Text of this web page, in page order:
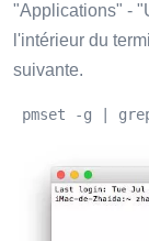
"Applications" -
l'intérieur du
suivante.
pmset -g |